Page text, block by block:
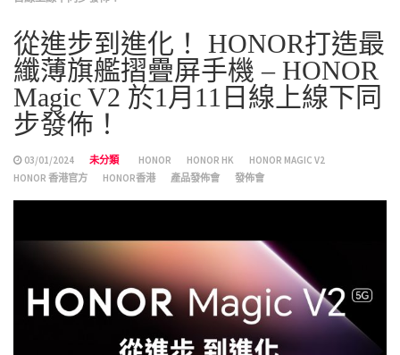
從進步到進化！ HONOR打造最
纖薄旗艦摺疊屏手機 – HONOR
Magic V2 於1月11日線上線下同
步發佈！
03/01/2024 未分類 HONOR HONOR HK
HONOR MAGIC V2
HONOR 香港官方
HONOR香港 產品發佈會 發佈會